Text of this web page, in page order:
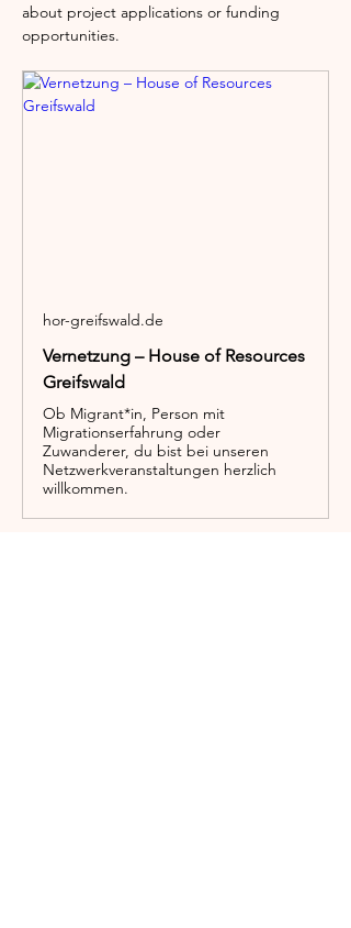
about project applications or funding
opportunities.
hor-greifswald.de
Vernetzung – House of Resources
Greifswald
Ob Migrant*in, Person mit
Migrationserfahrung oder
Zuwanderer, du bist bei unseren
Netzwerkveranstaltungen herzlich
willkommen.